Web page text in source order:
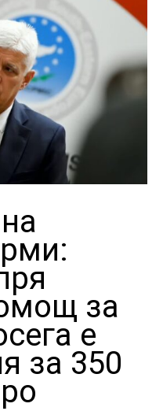
за
е
за 350